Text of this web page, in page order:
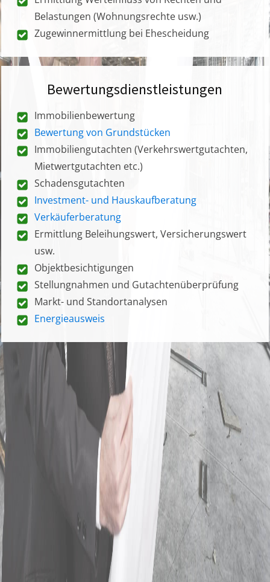
Belastungen (Wohnungsrechte usw.)
Zugewinnermittlung bei Ehescheidung
Bewertungsdienstleistungen
Immobilienbewertung
Bewertung von Grundstücken
Immobiliengutachten (Verkehrswertgutachten,
Mietwertgutachten etc.)
Schadensgutachten
Investment- und Hauskaufberatung
Verkäuferberatung
Ermittlung Beleihungswert, Versicherungswert
usw.
Objektbesichtigungen
Stellungnahmen und Gutachtenüberprüfung
Markt- und Standortanalysen
Energieausweis